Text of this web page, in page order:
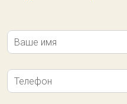
Ваше имя
Телефон